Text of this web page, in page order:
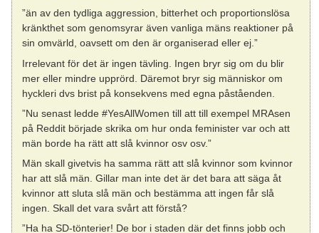
”än av den tydliga aggression, bitterhet och proportionslösa
kränkthet som genomsyrar även vanliga mäns reaktioner på
sin omvärld, oavsett om den är organiserad eller ej.”
Irrelevant för det är ingen tävling. Ingen bryr sig om du blir
mer eller mindre upprörd. Däremot bryr sig människor om
hyckleri dvs brist på konsekvens med egna påståenden.
”Nu senast ledde #YesAllWomen till att till exempel MRAsen
på Reddit började skrika om hur onda feminister var och att
män borde ha rätt att slå kvinnor osv osv.”
Män skall givetvis ha samma rätt att slå kvinnor som kvinnor
har att slå män. Gillar man inte det är det bara att säga åt
kvinnor att sluta slå män och bestämma att ingen får slå
ingen. Skall det vara svårt att förstå?
”Ha ha SD-tönterier! De bor i staden där det finns jobb och